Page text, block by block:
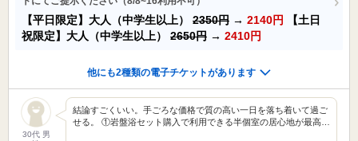
【平日限定】大人（中学生以上） 2350円 → 2140円
【土日
祝限定】大人（中学生以上） 2650円 → 2410円
他にも2種類の電子チケットがあります
30代 男
結論すごくいい。手ごろな価格で質の高い一日を落ち着いて過ご
せる。 ①岩盤浴セット購入で利用できる半個室の居心地が最高…